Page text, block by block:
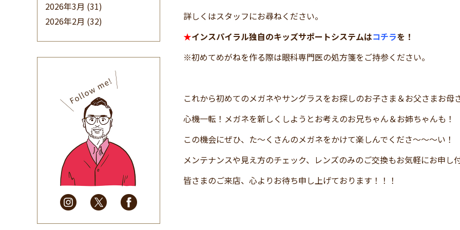
2026年3月 (31)
2026年2月 (32)
(32)
2025年9月(30)
2025年8月(31)
2025年7月(37)
2025年6月(48)
2025年5月
(41)
2025年4月
(32)
2025年3月(31)
2025年2月
(28)
2025年1月
(34)
詳しくはスタッフにお尋ねください。
★インスパイラル独自のキッズサポートシステムはコチラを！
※初めてめがねを作る際は眼科専門医の処方箋をご持参ください。
これから初めてのメガネやサングラスをお探しのお子さま＆お父さまお母
心機一転！メガネを新しくしようとお考えのお兄ちゃん＆お姉ちゃんも！
この機会にぜひ、た～くさんのメガネをかけて楽しんでくださ～～～い！
メンテナンスや見え方のチェック、レンズのみのご交換もお気軽にお申し
皆さまのご来店、心よりお待ち申し上げております！！！